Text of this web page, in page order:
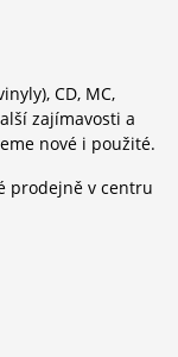
CD, MC,
zajímavosti a
nové i použité.
prodejně v centru